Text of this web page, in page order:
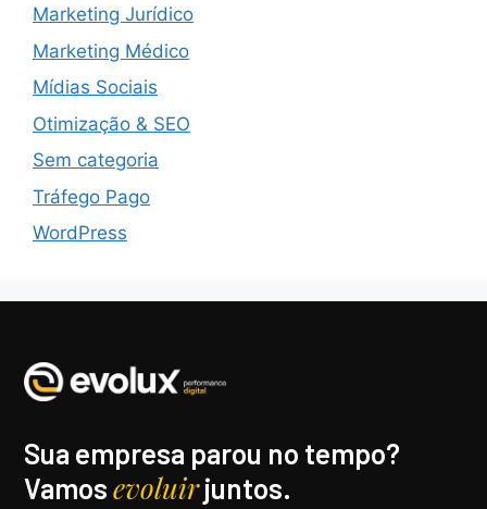
Marketing Jurídico
Marketing Médico
Mídias Sociais
Otimização & SEO
Sem categoria
Tráfego Pago
WordPress
Sua empresa parou no tempo?
Vamosevoluirjuntos.